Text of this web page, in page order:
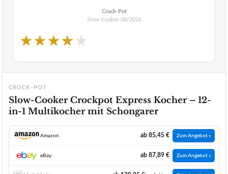
Crock-Pot
Slow-Cooker 08/2026
★★★★★
CROCK-POT
Slow-Cooker Crockpot Express Kocher – 12-
in-1 Multikocher mit Schongarer
Amazon ab 85,45 € Zum Angebot »
eBay ab 87,89 € Zum Angebot »